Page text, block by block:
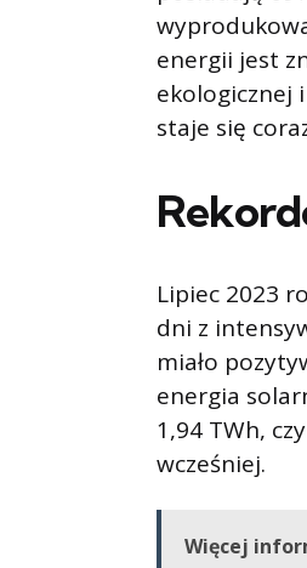
energii jest
ekologicznej
staje się
Lipiec 2023
dni z
miało
energia
1,94 TWh,
wcześniej.
Więcej